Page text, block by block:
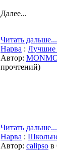
Далее...
Читать дальше...
Нарва : Лучшие
Автор:
прочтений)
Читать дальше...
Нарва :
Автор: calipso в